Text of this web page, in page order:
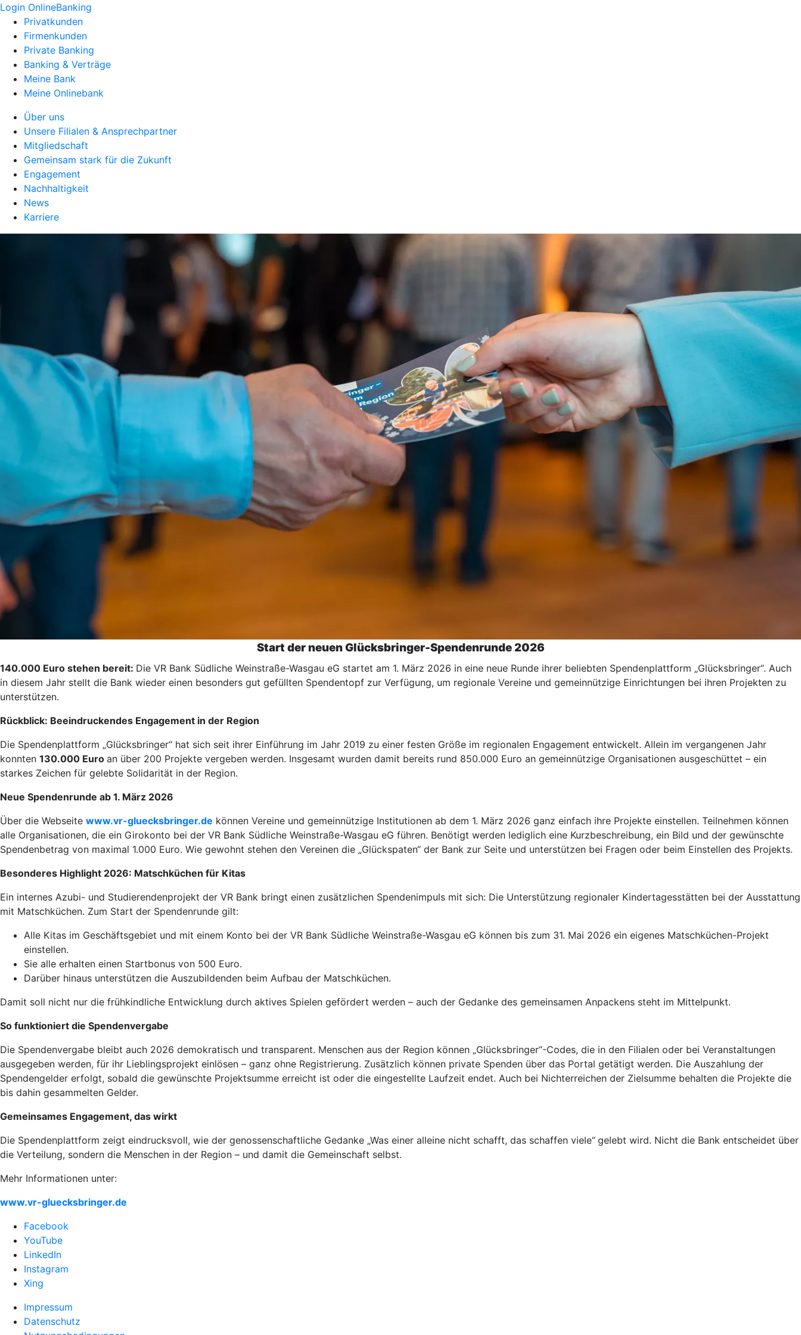
Login OnlineBanking
Privatkunden
Firmenkunden
Private Banking
Banking & Verträge
Meine Bank
Meine Onlinebank
Über uns
Unsere Filialen & Ansprechpartner
Mitgliedschaft
Gemeinsam stark für die Zukunft
Engagement
Nachhaltigkeit
News
Karriere
Start der neuen Glücksbringer-Spendenrunde 2026
140.000 Euro stehen bereit: Die VR Bank Südliche Weinstraße-Wasgau eG startet am 1. März 2026 in eine neue Runde ihrer beliebten Spendenplattform „Glücksbringer“. Auch
in diesem Jahr stellt die Bank wieder einen besonders gut gefüllten Spendentopf zur Verfügung, um regionale Vereine und gemeinnützige Einrichtungen bei ihren Projekten zu
unterstützen.
Rückblick: Beeindruckendes Engagement in der Region
Die Spendenplattform „Glücksbringer“ hat sich seit ihrer Einführung im Jahr 2019 zu einer festen Größe im regionalen Engagement entwickelt. Allein im vergangenen Jahr
konnten 130.000 Euro an über 200 Projekte vergeben werden. Insgesamt wurden damit bereits rund 850.000 Euro an gemeinnützige Organisationen ausgeschüttet – ein
starkes Zeichen für gelebte Solidarität in der Region.
Neue Spendenrunde ab 1. März 2026
Über die Webseite www.vr-gluecksbringer.de können Vereine und gemeinnützige Institutionen ab dem 1. März 2026 ganz einfach ihre Projekte einstellen. Teilnehmen können
alle Organisationen, die ein Girokonto bei der VR Bank Südliche Weinstraße-Wasgau eG führen. Benötigt werden lediglich eine Kurzbeschreibung, ein Bild und der gewünschte
Spendenbetrag von maximal 1.000 Euro. Wie gewohnt stehen den Vereinen die „Glückspaten“ der Bank zur Seite und unterstützen bei Fragen oder beim Einstellen des Projekts.
Besonderes Highlight 2026: Matschküchen für Kitas
Ein internes Azubi- und Studierendenprojekt der VR Bank bringt einen zusätzlichen Spendenimpuls mit sich: Die Unterstützung regionaler Kindertagesstätten bei der Ausstattung
mit Matschküchen. Zum Start der Spendenrunde gilt:
Alle Kitas im Geschäftsgebiet und mit einem Konto bei der VR Bank Südliche Weinstraße-Wasgau eG können bis zum 31. Mai 2026 ein eigenes Matschküchen-Projekt
einstellen.
Sie alle erhalten einen Startbonus von 500 Euro.
Darüber hinaus unterstützen die Auszubildenden beim Aufbau der Matschküchen.
Damit soll nicht nur die frühkindliche Entwicklung durch aktives Spielen gefördert werden – auch der Gedanke des gemeinsamen Anpackens steht im Mittelpunkt.
So funktioniert die Spendenvergabe
Die Spendenvergabe bleibt auch 2026 demokratisch und transparent. Menschen aus der Region können „Glücksbringer“-Codes, die in den Filialen oder bei Veranstaltungen
ausgegeben werden, für ihr Lieblingsprojekt einlösen – ganz ohne Registrierung. Zusätzlich können private Spenden über das Portal getätigt werden. Die Auszahlung der
Spendengelder erfolgt, sobald die gewünschte Projektsumme erreicht ist oder die eingestellte Laufzeit endet. Auch bei Nichterreichen der Zielsumme behalten die Projekte die
bis dahin gesammelten Gelder.
Gemeinsames Engagement, das wirkt
Die Spendenplattform zeigt eindrucksvoll, wie der genossenschaftliche Gedanke „Was einer alleine nicht schafft, das schaffen viele“ gelebt wird. Nicht die Bank entscheidet über
die Verteilung, sondern die Menschen in der Region – und damit die Gemeinschaft selbst.
Mehr Informationen unter:
www.vr-gluecksbringer.de
Facebook
YouTube
LinkedIn
Instagram
Xing
Impressum
Datenschutz